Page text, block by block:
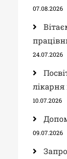
07.08.2026
24.07.2026
10.07.2026
09.07.2026